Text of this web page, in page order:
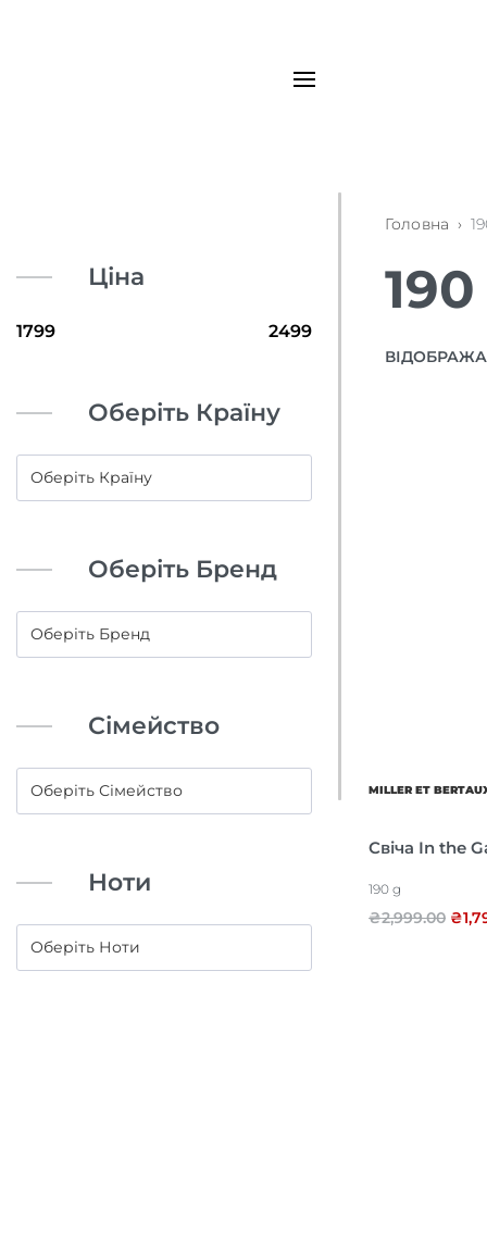
Ціна
Оберіть Країну
Оберіть Бренд
Сімейство
Ноти
Головна ›
MILLER ET
Свіча In the
190 g
₴2,999.00 ₴